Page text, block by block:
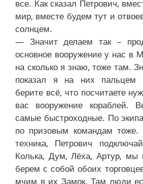
все. Как сказал Петрович,
мир, вместе будем тут и
солнцем.
— Значит делаем так –
основное вооружение у нас в
на сколько я знаю, тоже там.
показал я на них пальцем
берите всё, что посчитаете
вас вооружение кораблей.
самые быстроходные. По
по призовым командам тоже.
техника, Петрович
Колька, Дум, Лёха, Артур, мы
берем с собой обоих
мчим в их Замок. Там люди